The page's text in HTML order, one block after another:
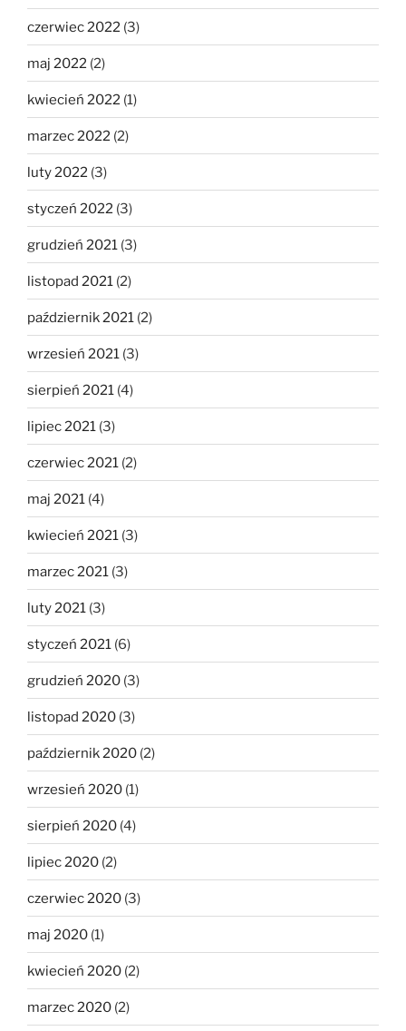
czerwiec 2022 (3)
maj 2022 (2)
kwiecień 2022 (1)
marzec 2022 (2)
luty 2022 (3)
styczeń 2022 (3)
grudzień 2021 (3)
listopad 2021 (2)
październik 2021 (2)
wrzesień 2021 (3)
sierpień 2021 (4)
lipiec 2021 (3)
czerwiec 2021 (2)
maj 2021 (4)
kwiecień 2021 (3)
marzec 2021 (3)
luty 2021 (3)
styczeń 2021 (6)
grudzień 2020 (3)
listopad 2020 (3)
październik 2020 (2)
wrzesień 2020 (1)
sierpień 2020 (4)
lipiec 2020 (2)
czerwiec 2020 (3)
maj 2020 (1)
kwiecień 2020 (2)
marzec 2020 (2)